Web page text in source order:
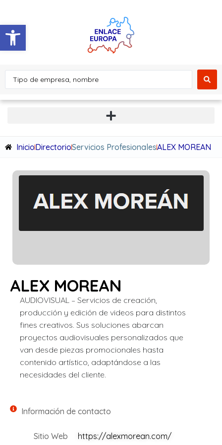
Abrir barra de herramientas
InicioDirectorioServicios ProfesionalesALEX MOREAN
ALEX MOREAN
AUDIOVISUAL – Servicios de creación,
producción y edición de videos para distintos
fines creativos. Sus soluciones abarcan
proyectos audiovisuales personalizados que
van desde piezas promocionales hasta
contenido artístico, adaptándose a las
necesidades del cliente.
Información de contacto
Sitio Web https://alexmorean.com/